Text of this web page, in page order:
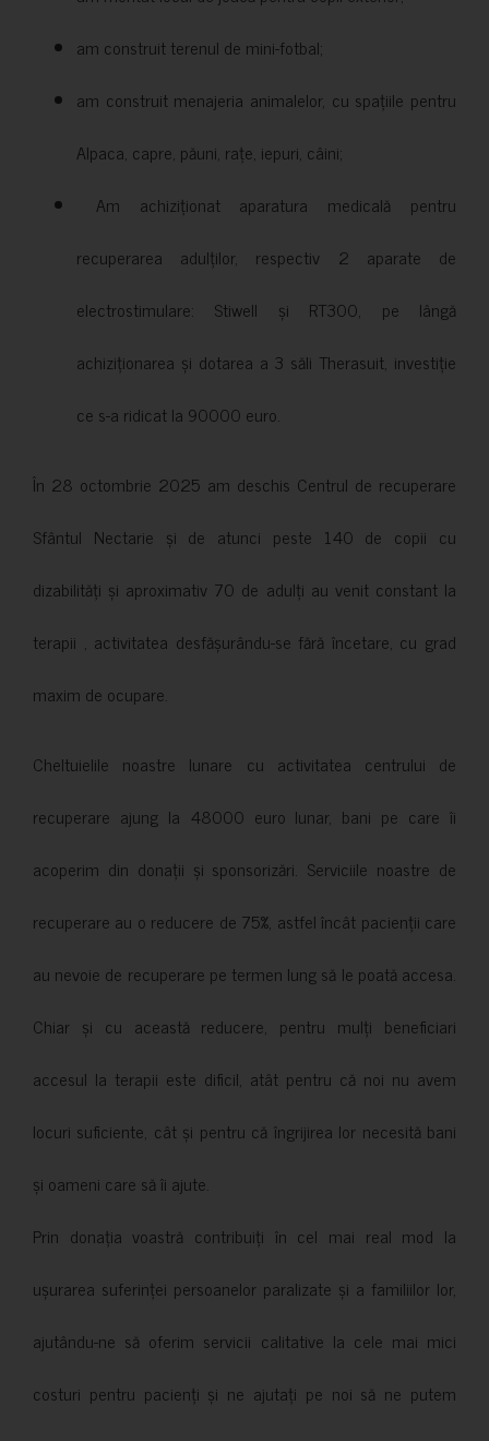
am construit terenul de mini-fotbal;
am construit menajeria animalelor, cu spațiile pentru
Alpaca, capre, păuni, rațe, iepuri, câini;
Am achiziționat aparatura medicală pentru
recuperarea adulților, respectiv 2 aparate de
electrostimulare: Stiwell și RT300, pe lângă
achiziționarea și dotarea a 3 săli Therasuit, investiție
ce s-a ridicat la 90000 euro.
În 28 octombrie 2025 am deschis Centrul de recuperare
Sfântul Nectarie și de atunci peste 140 de copii cu
dizabilități și aproximativ 70 de adulți au venit constant la
terapii , activitatea desfășurându-se fără încetare, cu grad
maxim de ocupare.
Cheltuielile noastre lunare cu activitatea centrului de
recuperare ajung la 48000 euro lunar, bani pe care îi
acoperim din donații și sponsorizări. Serviciile noastre de
recuperare au o reducere de 75%, astfel încât pacienții care
au nevoie de recuperare pe termen lung să le poată accesa.
Chiar și cu această reducere, pentru mulți beneficiari
accesul la terapii este dificil, atât pentru că noi nu avem
locuri suficiente, cât și pentru că îngrijirea lor necesită bani
și oameni care să îi ajute.
Prin donația voastră contribuiți în cel mai real mod la
ușurarea suferinței persoanelor paralizate și a familiilor lor,
ajutându-ne să oferim servicii calitative la cele mai mici
costuri pentru pacienți și ne ajutați pe noi să ne putem